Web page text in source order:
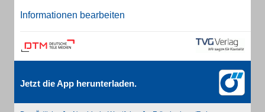
Informationen bearbeiten
Jetzt die App herunterladen.